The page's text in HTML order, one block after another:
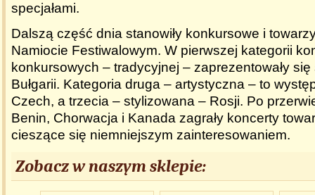
specjałami.
Dalszą część dnia stanowiły konkursowe i
Namiocie Festiwalowym. W pierwszej kategorii
konkursowych – tradycyjnej – zaprezentowały się
Bułgarii. Kategoria druga – artystyczna – to
Czech, a trzecia – stylizowana – Rosji. Po
Benin, Chorwacja i Kanada zagrały koncerty
cieszące się niemniejszym zainteresowaniem.
Zobacz w naszym sklepie: